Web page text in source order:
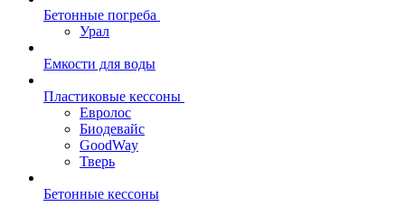
Бетонные погреба
Урал
Емкости для воды
Пластиковые кессоны
Евролос
Биодевайс
GoodWay
Тверь
Бетонные кессоны